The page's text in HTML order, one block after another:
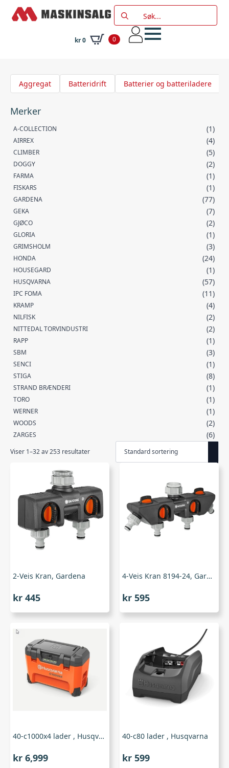
Search
for:
kr0 0
Aggregat Batteridrift Batterier og batteriladere
Merker
A-COLLECTION (1)
AIRREX (4)
CLIMBER (5)
DOGGY (2)
FARMA (1)
FISKARS (1)
GARDENA (77)
GEKA (7)
GJØCO (2)
GLORIA (1)
GRIMSHOLM (3)
HONDA (24)
HOUSEGARD (1)
HUSQVARNA (57)
IPC FOMA (11)
KRAMP (4)
NILFISK (2)
NITTEDAL TORVINDUSTRI (2)
RAPP (1)
SBM (3)
SENCI (1)
STIGA (8)
STRAND BRÆNDERI (1)
TORO (1)
WERNER (1)
WOODS (2)
ZARGES (6)
Viser 1–32 av 253 resultater
2-Veis Kran, Gardena
kr 445
4-Veis Kran 8194-24, Gardena
kr 595
40-c1000x4 lader , Husqvarna
kr 6,999
40-c80 lader , Husqvarna
kr 599